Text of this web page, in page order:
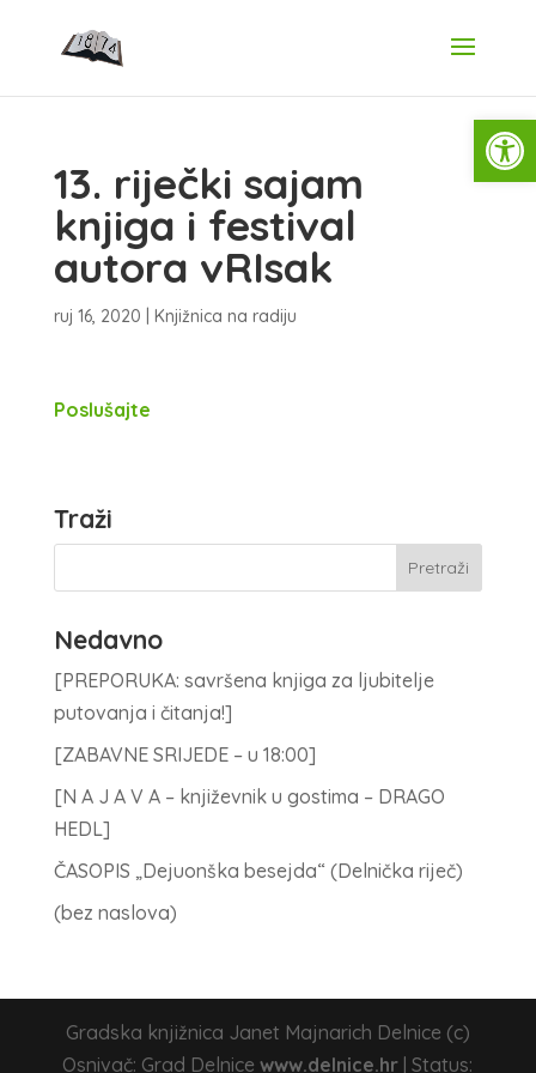
13. riječki sajam
knjiga i festival
autora vRIsak
ruj 16, 2020 Knjižnica na radiju
Poslušajte
Traži
Nedavno
[PREPORUKA: savršena knjiga za ljubitelje
putovanja i čitanja!]
[ZABAVNE SRIJEDE – u 18:00]
[N A J A V A – književnik u gostima – DRAGO
HEDL]
ČASOPIS „Dejuonška besejda“ (Delnička riječ)
(bez naslova)
Gradska knjižnica Janet Majnarich Delnice (c)
Osnivač: Grad Delnicewww.delnice.hr | Status: